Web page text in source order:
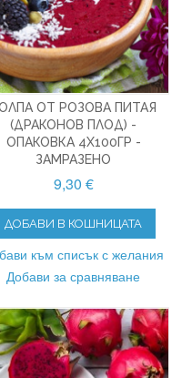
ОТ РОЗОВА ПИТАЯ
(ДРАКОНОВ ПЛОД) -
ОПАКОВКА 4X100ГР -
ЗАМРАЗЕНО
9,30 €
ДОБАВИ В КОШНИЦАТА
към списък с желания
Добави за сравняване